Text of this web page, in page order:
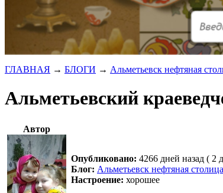
ГЛАВНАЯ → БЛОГИ → Альметьевск нефтяная
Альметьевский
Автор
Опубликовано: 4266 дней назад ( 2
Блог: Альметьевск нефтяная
Настроение: хорошее